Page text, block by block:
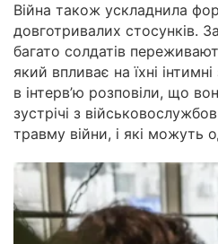
Війна також ускладнила
довготривалих стосунків.
багато солдатів
який впливає на їхні
в інтерв’ю розповіли, що
зустрічі з
травму війни, і які можуть